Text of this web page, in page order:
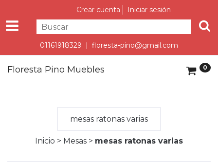
Crear cuenta Iniciar sesión
01161918329 | floresta-pino@gmail.com
Floresta Pino Muebles 0
mesas ratonas varias
Inicio > Mesas > mesas ratonas varias